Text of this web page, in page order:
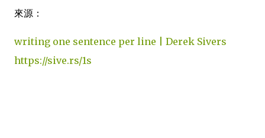
來源：
writing one sentence per line | Derek Sivers
https://sive.rs/1s